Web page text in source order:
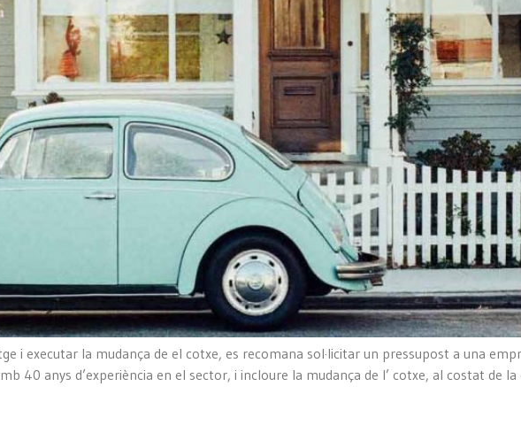
i executar la mudança de el cotxe, es recomana sol·licitar un pressupost a una
40 anys d’experiència en el sector, i incloure la mudança de l’ cotxe, al costat de la